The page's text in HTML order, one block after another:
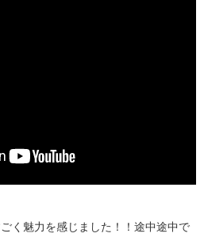
く魅力を感じました！！途中途中で